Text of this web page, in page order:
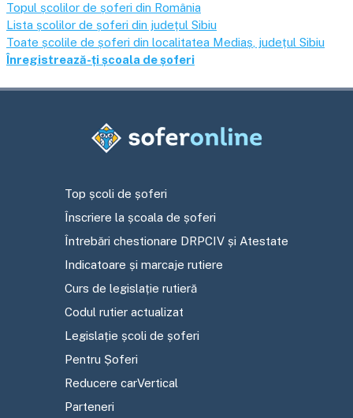
Topul școlilor de șoferi din România
Lista școlilor de șoferi din județul Sibiu
Toate școlile de șoferi din localitatea Mediaș , județul Sibiu
Înregistrează-ți școala de șoferi
Top școli de șoferi
Înscriere la școala de șoferi
Întrebări chestionare DRPCIV și Atestate
Indicatoare și marcaje rutiere
Curs de legislație rutieră
Codul rutier actualizat
Legislație școli de șoferi
Pentru Șoferi
Reducere carVertical
Parteneri